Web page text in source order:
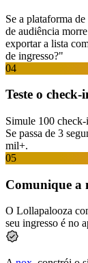
Se a plataforma
de audiência
exportar a lista
de ingresso?"
04
Teste o
Simule 100
Se passa de 3
mil+.
05
Comunique a
O Lollapalooza
seu ingresso é no